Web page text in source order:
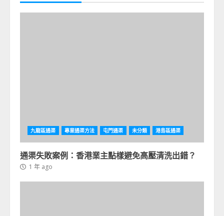
九龍區通渠 專業通渠方法 屯門通渠 未分類 港島區通渠
通渠失敗案例：香港業主點樣避免高壓清洗出錯？
1 年 ago